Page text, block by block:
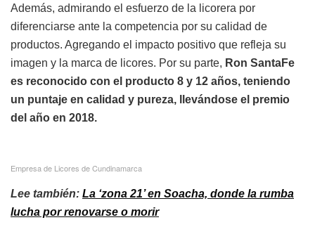
Además, admirando el esfuerzo de la licorera por
diferenciarse ante la competencia por su calidad de
productos. Agregando el impacto positivo que refleja su
imagen y la marca de licores. Por su parte, Ron SantaFe
es reconocido con el producto 8 y 12 años, teniendo
un puntaje en calidad y pureza, llevándose el premio
del año en 2018.
Empresa de Licores de Cundinamarca
Lee también: La ‘zona 21’ en Soacha, donde la rumba
lucha por renovarse o morir